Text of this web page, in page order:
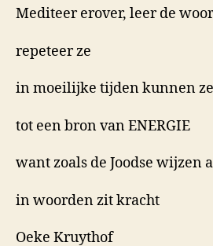
Mediteer erover, leer de
repeteer ze
in moeilijke tijden kunnen
tot een bron van ENERGIE
want zoals de Joodse wijzen
in woorden zit kracht
Oeke Kruythof